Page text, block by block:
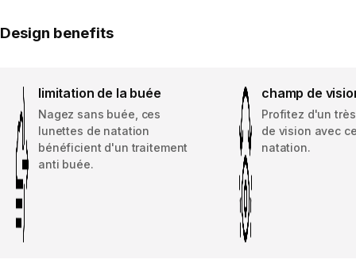
Design benefits
limitation de la buée
Nagez sans buée, ces
lunettes de natation
bénéficient d'un traitement
anti buée.
champ de
Profitez d'un
de vision avec
natation.